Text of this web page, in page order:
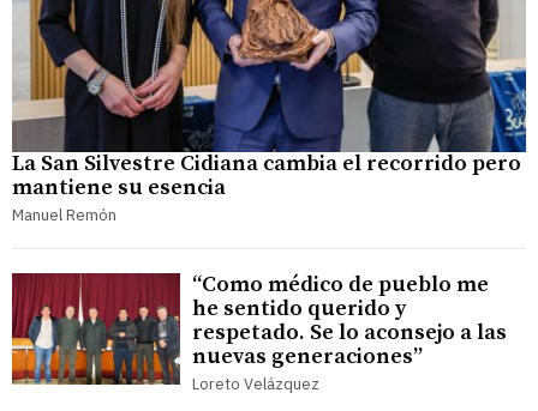
La San Silvestre Cidiana cambia el recorrido pero
mantiene su esencia
Manuel Remón
“Como médico de pueblo me
he sentido querido y
respetado. Se lo aconsejo a las
nuevas generaciones”
Loreto Velázquez